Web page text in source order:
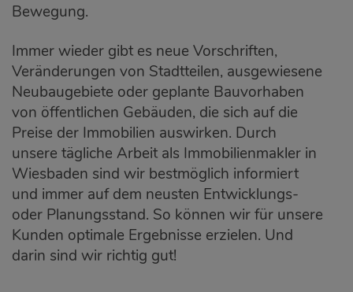
Bewegung.
Immer wieder gibt es neue Vorschriften,
Veränderungen von Stadtteilen, ausgewiesene
Neubaugebiete oder geplante Bauvorhaben
von öffentlichen Gebäuden, die sich auf die
Preise der Immobilien auswirken. Durch
unsere tägliche Arbeit als Immobilienmakler in
Wiesbaden sind wir bestmöglich informiert
und immer auf dem neusten Entwicklungs-
oder Planungsstand. So können wir für unsere
Kunden optimale Ergebnisse erzielen. Und
darin sind wir richtig gut!